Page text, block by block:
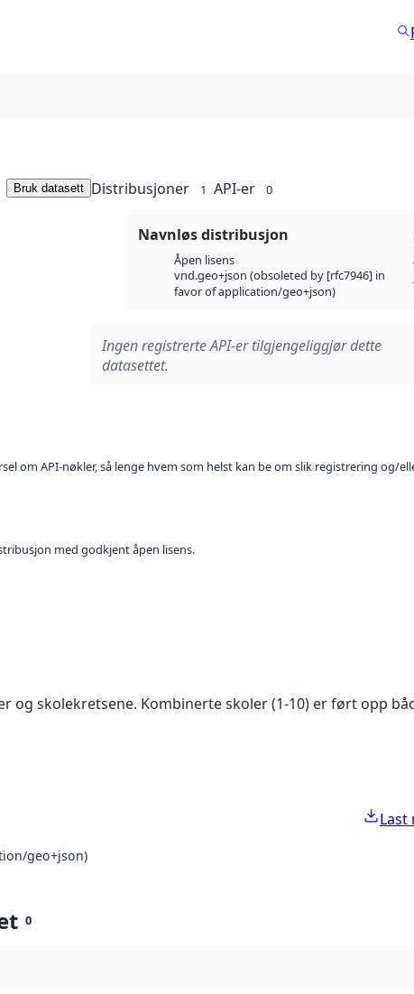
Bruk datasett Distribusjoner 1 API-er 0
Navnløs distribusjon
Åpen lisens
vnd.geo+json (obsoleted by [rfc7946] in
favor of application/geo+json)
Ingen registrerte API-er tilgjengeliggjør dette
datasettet.
om API-nøkler, så lenge hvem som helst kan be om slik registrering og/
med godkjent åpen lisens.
og skolekretsene. Kombinerte skoler (1-10) er ført opp
geo+json)
Last
0